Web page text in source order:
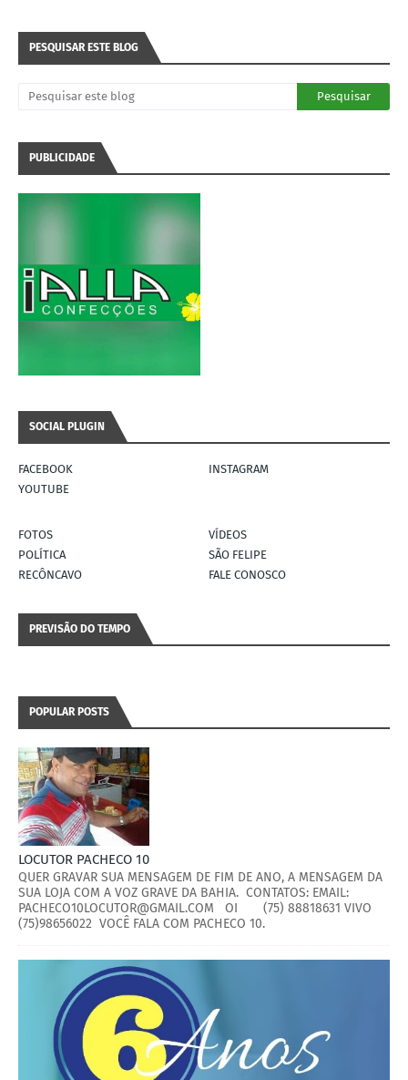
PESQUISAR ESTE BLOG
PUBLICIDADE
SOCIAL PLUGIN
FACEBOOK
INSTAGRAM
YOUTUBE
FOTOS
VÍDEOS
POLÍTICA
SÃO FELIPE
RECÔNCAVO
FALE CONOSCO
PREVISÃO DO TEMPO
POPULAR POSTS
LOCUTOR PACHECO 10
QUER GRAVAR SUA MENSAGEM DE FIM DE ANO, A MENSAGEM DA
SUA LOJA COM A VOZ GRAVE DA BAHIA. CONTATOS: EMAIL:
PACHECO10LOCUTOR@GMAIL.COM OI (75) 88818631 VIVO
(75)98656022 VOCÊ FALA COM PACHECO 10.